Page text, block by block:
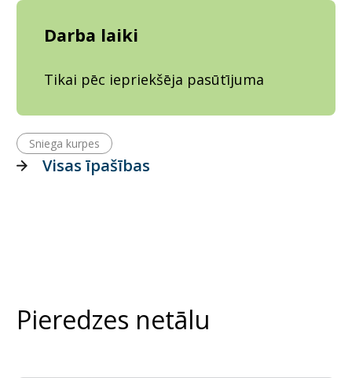
Darba laiki
Tikai pēc iepriekšēja pasūtījuma
Sniega kurpes
Visas īpašības
Pieredzes netālu